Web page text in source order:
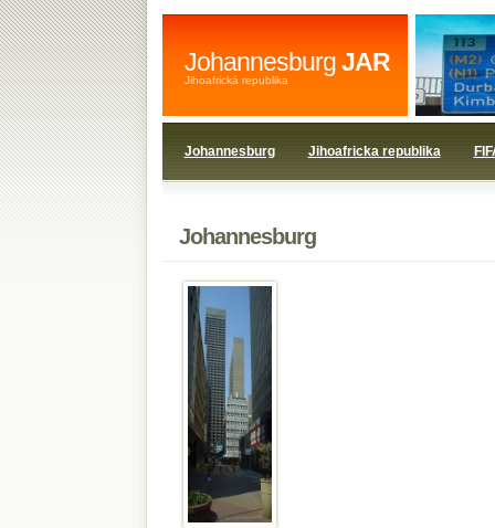
JohannesburgJAR
Jihoafrická republika
Johannesburg Jihoafricka republika
Johannesburg